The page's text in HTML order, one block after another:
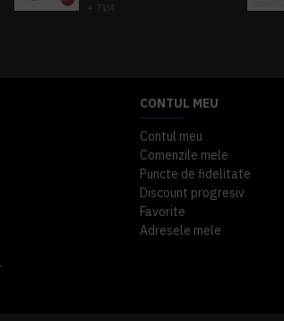
+ TVA
CONTUL MEU
Contul meu
Comenzile mele
Puncte de fidelitate
Discount progresiv
Favorite
Adresele mele